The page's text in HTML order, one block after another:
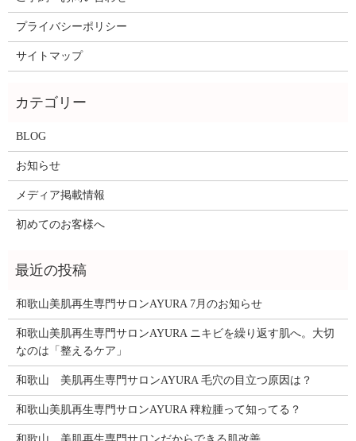
プライバシーポリシー
サイトマップ
BLOG
お知らせ
メディア掲載情報
初めてのお客様へ
和歌山美肌再生専門サロンAYURA 7月のお知らせ
和歌山美肌再生専門サロンAYURA ニキビを繰り返す肌へ。大切
なのは「整えるケア」
和歌山 美肌再生専門サロンAYURA 毛穴の目立つ原因は？
和歌山美肌再生専門サロンAYURA 稗粒腫って知ってる？